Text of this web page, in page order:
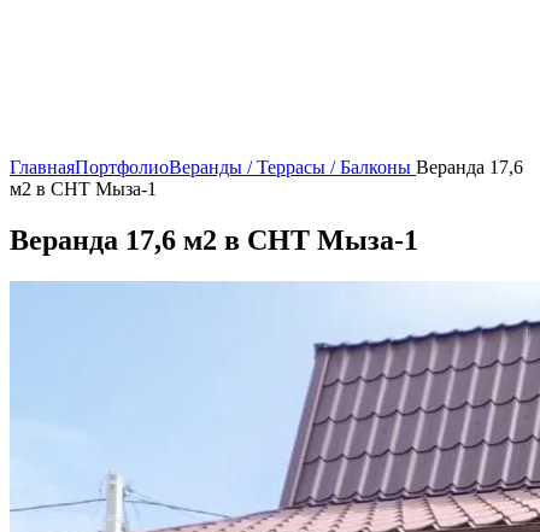
ГлавнаяПортфолиоВеранды / Террасы / Балконы Веранда 17,6
м2 в СНТ Мыза-1
Веранда 17,6 м2 в СНТ Мыза-1